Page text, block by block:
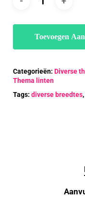
Toevoegen
Categorieën: Diverse
Thema linten
Tags: diverse breedtes,